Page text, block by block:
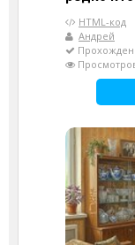
HTML-код
Андрей